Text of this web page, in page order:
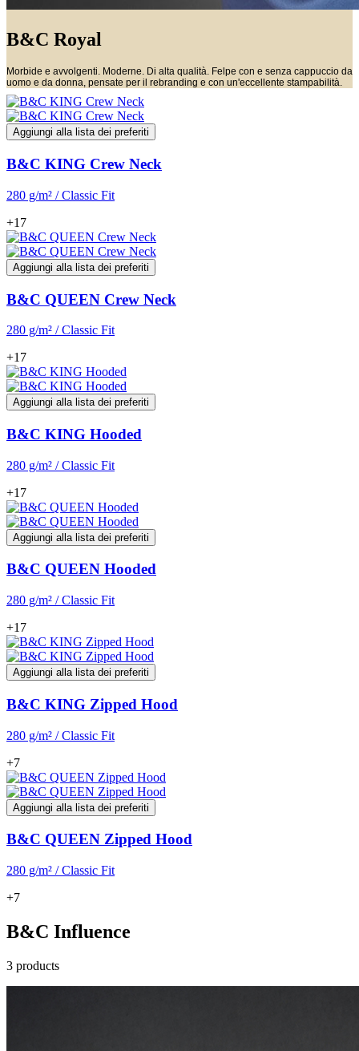
B&C Royal
Morbide e avvolgenti. Moderne. Di alta qualità. Felpe con e senza cappuccio da
uomo e da donna, pensate per il rebranding e con un'eccellente stampabilità.
Aggiungi alla lista dei preferiti
B&C KING Crew Neck
280 g/m² / Classic Fit
+17
Aggiungi alla lista dei preferiti
B&C QUEEN Crew Neck
280 g/m² / Classic Fit
+17
Aggiungi alla lista dei preferiti
B&C KING Hooded
280 g/m² / Classic Fit
+17
Aggiungi alla lista dei preferiti
B&C QUEEN Hooded
280 g/m² / Classic Fit
+17
Aggiungi alla lista dei preferiti
B&C KING Zipped Hood
280 g/m² / Classic Fit
+7
Aggiungi alla lista dei preferiti
B&C QUEEN Zipped Hood
280 g/m² / Classic Fit
+7
B&C Influence
3 products